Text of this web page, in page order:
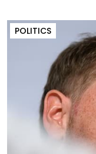
POLITICS